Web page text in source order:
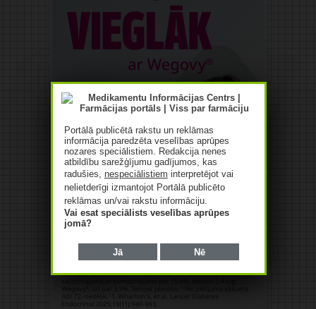
Portālā publicētā rakstu un reklāmas
informācija paredzēta veselības aprūpes
nozares speciālistiem. Redakcija nenes
atbildību sarežģījumu gadījumos, kas
radušies, nespeciālistiem interpretējot vai
nelietderīgi izmantojot Portālā publicēto
reklāmas un/vai rakstu informāciju.
Vai esat speciālists veselības aprūpes
jomā?
Jā Nē